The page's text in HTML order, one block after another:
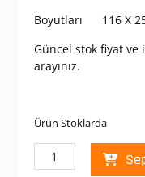
Boyutları 116 X
Güncel stok fiyat
arayınız.
Ürün Stoklarda
Entes
25